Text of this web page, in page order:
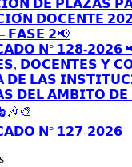
𝗗𝗘 𝗣𝗟𝗔𝗭𝗔𝗦
𝗗𝗢𝗖𝗘𝗡𝗧𝗘
𝗙𝗔𝗦𝗘 𝟮📢
𝗡° 𝟭𝟮𝟴-𝟮𝟬𝟮𝟲
𝗗𝗢𝗖𝗘𝗡𝗧𝗘𝗦 𝗬
𝗗𝗘 𝗟𝗔𝗦
𝗗𝗘𝗟 𝗔́𝗠𝗕𝗜𝗧𝗢 𝗗𝗘
𝗡° 𝟭𝟮𝟳-𝟮𝟬𝟮𝟲